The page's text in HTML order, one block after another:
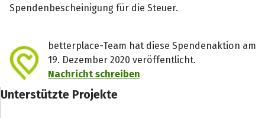
Spendenbescheinigung für die Steuer.
betterplace-Team hat diese Spendenaktion am
19. Dezember 2020 veröffentlicht.
Nachricht schreiben
Unterstützte Projekte